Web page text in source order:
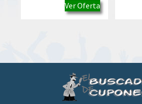
originalactual
Ver Oferta